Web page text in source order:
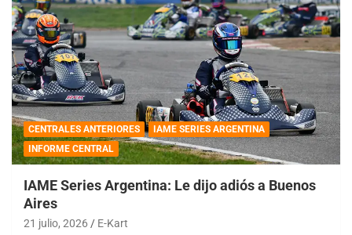
CENTRALES ANTERIORES
IAME SERIES ARGENTINA
INFORME CENTRAL
IAME Series Argentina: Le dijo adiós a Buenos
Aires
21 julio, 2026 E-Kart